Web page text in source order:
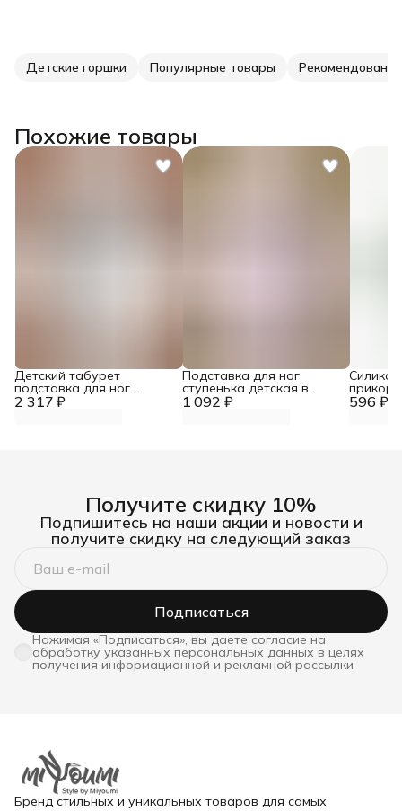
Детские горшки Популярные товары
Похожие товары
2 317 ₽
Детский табурет
подставка для ног
ступенька 1 092 ₽
Подставка для ног
ступенька детская в
ванную 596 ₽
Получите скидку 10%
Подпишитесь на наши акции и новости и
получите скидку на следующий заказ
Подписаться
Нажимая «Подписаться», вы даете согласие на
обработку указанных персональных данных в целях
получения информационной и рекламной рассылки
Бренд стильных и уникальных товаров для самых